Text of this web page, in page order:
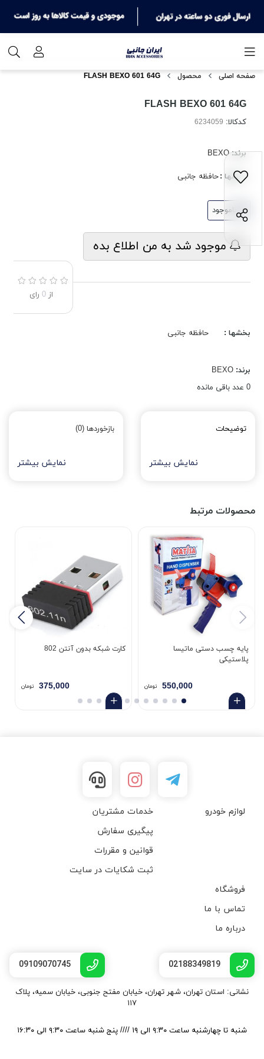
صفحه اصلی محصول FLASH BEXO 601 64G
FLASH BEXO 601 64G
کدکالا:
برند:BEXO
بخشها :حافظه جانبی
ناموجود
موجود شد به من اطلاع بده
از 0 رای
بخشها : حافظه جانبی
برند: BEXO
0 عدد باقی مانده
توضیحات
نمایش بیشتر
بازخوردها (0)
نمایش بیشتر
محصولات مرتبط
پایه چسب دستی ماتیسا
پلاستیکی
550,000 تومان
کارت شبکه بدون آنتن 802
375,000 تومان
لوازم خودرو
خدمات مشتریان
پیگیری سفارش
قوانین و مقررات
ثبت شکایات در سایت
فروشگاه
تماس با ما
درباره ما
02188349819
09109070745
نشانی: استان تهران، شهر تهران، خیابان مفتح جنوبی، خیابان سمیه، پلاک
۱۱۷
شنبه تا چهارشنبه ساعت ۹:۳۰ الی ۱۹ //// پنج شنبه ساعت ۹:۳۰ الی ۱۶:۳۰